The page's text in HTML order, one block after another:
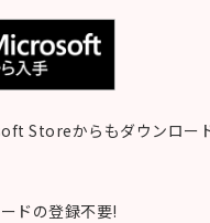
Storeからもダウンロード
ドの登録不要!